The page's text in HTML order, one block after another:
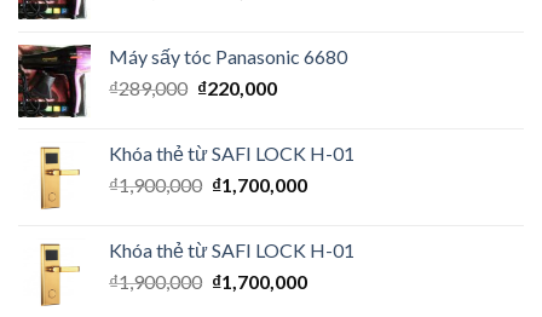
Máy sấy tóc Panasonic 6680
₫289,000 ₫220,000
Khóa thẻ từ SAFI LOCK H-01
₫1,900,000 ₫1,700,000
Khóa thẻ từ SAFI LOCK H-01
₫1,900,000 ₫1,700,000